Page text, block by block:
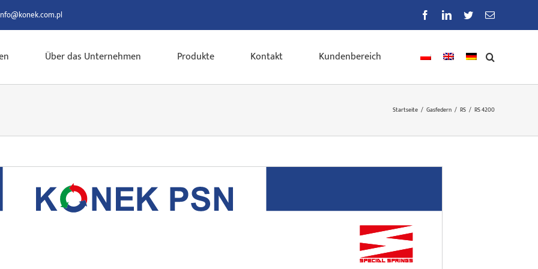
FacebookLinkedIn
TwitterE-
Über das Unternehmen Produkte Kontakt Kundenbereich
Startseite / Gasfedern / RS / RS 4200